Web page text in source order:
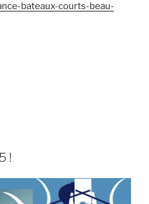
bateaux-courts-beau-
!